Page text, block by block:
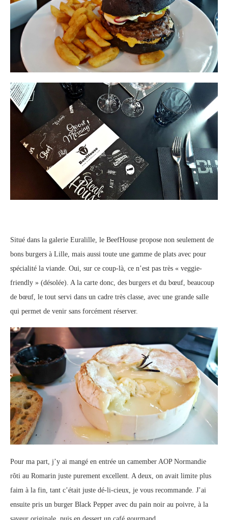
Situé dans la galerie Euralille, le BeefHouse propose non seulement de
bons burgers à Lille, mais aussi toute une gamme de plats avec pour
spécialité la viande. Oui, sur ce coup-là, ce n’est pas très « veggie-
friendly » (désolée). A la carte donc, des burgers et du bœuf, beaucoup
de bœuf, le tout servi dans un cadre très classe, avec une grande salle
qui permet de venir sans forcément réserver.
Pour ma part, j’y ai mangé en entrée un camember AOP Normandie
rôti au Romarin juste purement excellent. A deux, on avait limite plus
faim à la fin, tant c’était juste dé-li-cieux, je vous recommande. J’ai
ensuite pris un burger Black Pepper avec du pain noir au poivre, à la